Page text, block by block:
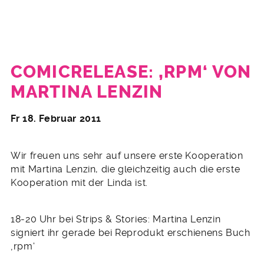
COMICRELEASE: ‚RPM‘ VON
MARTINA LENZIN
19.
Fr 18. Februar 2011
Wir freuen uns sehr auf unsere erste Kooperation
mit Martina Lenzin, die gleichzeitig auch die erste
Kooperation mit der Linda ist.
18-20 Uhr bei Strips & Stories: Martina Lenzin
signiert ihr gerade bei Reprodukt erschienens Buch
‚rpm‘